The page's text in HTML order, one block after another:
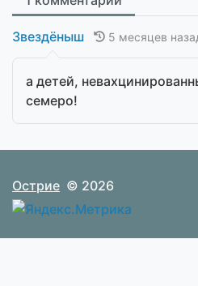
Звездёныш 5 месяцев
а детей,
семеро!
Острие © 2026